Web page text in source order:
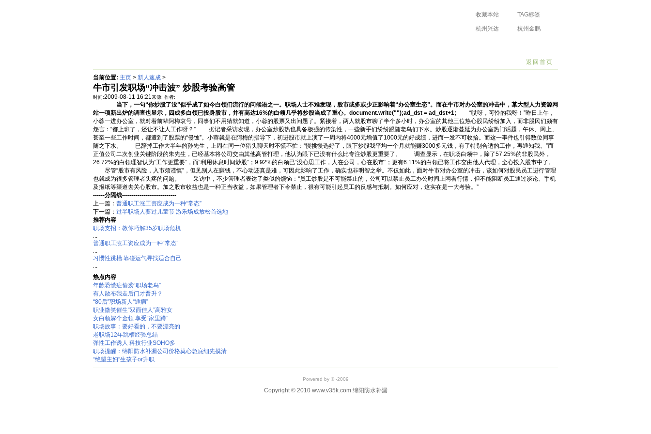
收藏本站 TAG标签
杭州兴达
杭州金鹏
返回首页
当前位置: 主页 > 新人速成 >
牛市引发职场“冲击波” 炒股考验高管
时间:2009-08-11 16:21来源: 作者:
当下，一句“你炒股了没”似乎成了如今白领们流行的问候语之一。职场人士不难发现，股市或多或少正影响着“办公室生态”。而在牛市对办公室的冲击中，某大型人力资源网
站一项新出炉的调查也显示，四成多白领已投身股市，并有高达16%的白领几乎将炒股当成了重心。document.write("");ad_dst = ad_dst+1; “哎呀，可怜的我呀！”昨日上午，
小蓉一进办公室，就对着前辈阿梅哀号，同事们不用猜就知道，小蓉的股票又出问题了。紧接着，两人就股市聊了半个多小时，办公室的其他三位热心股民纷纷加入，而非股民们颇有
怨言：“都上班了，还让不让人工作呀？” 据记者采访发现，办公室炒股热也具备极强的传染性，一些新手们纷纷跟随老鸟们下水。炒股逐渐蔓延为办公室热门话题，午休、网上、
甚至一些工作时间，都遭到了股票的“侵蚀”。小蓉就是在阿梅的指导下，初进股市就上演了一周内将4000元增值了1000元的好成绩，进而一发不可收拾。而这一事件也引得数位同事
随之下水。 已辞掉工作大半年的孙先生，上周在同一位猎头聊天时不慌不忙：“慢挑慢选好了，眼下炒股我平均一个月就能赚3000多元钱，有了特别合适的工作，再通知我。”而
正值公司二次创业关键阶段的朱先生，已经基本将公司交由其他高管打理，他认为眼下已没有什么比专注炒股更重要了。 调查显示，在职场白领中，除了57.25%的非股民外，
26.72%的白领理智认为“工作更重要”，而“利用休息时间炒股”；9.92%的白领已“没心思工作，人在公司，心在股市”；更有6.11%的白领已将工作交由他人代理，全心投入股市中了。
尽管“股市有风险，入市须谨慎”，但见别人在赚钱，不心动还真是难，可因此影响了工作，确实也非明智之举。不仅如此，面对牛市对办公室的冲击，该如何对股民员工进行管理
也就成为很多管理者头疼的问题。 采访中，不少管理者表达了类似的烦恼：“员工炒股是不可能禁止的，公司可以禁止员工办公时间上网看行情，但不能阻断员工通过谈论、手机
及报纸等渠道去关心股市。加之股市收益也是一种正当收益，如果管理者下令禁止，很有可能引起员工的反感与抵制。如何应对，这实在是一大考验。”
------分隔线----------------------------
上一篇： 普通职工涨工资应成为一种“常态”
下一篇： 过半职场人要过儿童节 游乐场成放松首选地
推荐内容
职场支招：教你巧解35岁职场危机
...
普通职工涨工资应成为一种“常态”
...
习惯性跳槽:靠碰运气寻找适合自己
...
热点内容
年龄恐慌症偷袭“职场老鸟”
有人散布我走后门才晋升？
“80后”职场新人“通病”
职业微笑催生“双面佳人”高雅女
女白领嫁个金领 享受“家里蹲”
职场故事：要好看的，不要漂亮的
老职场12年跳槽经验总结
弹性工作诱人 科技行业SOHO多
职场提醒：绵阳防水补漏公司价格莫心急底细先摸清
“绝望主妇”生孩子or升职
Powered by © -2009
Copyright © 2010 www.v35k.com 绵阳防水补漏